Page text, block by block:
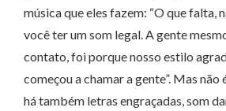
música que eles fazem: “O que falta,
você ter um som legal. A gente
contato, foi porque nosso estilo
começou a chamar a gente”. Mas não
há também letras engraçadas, som